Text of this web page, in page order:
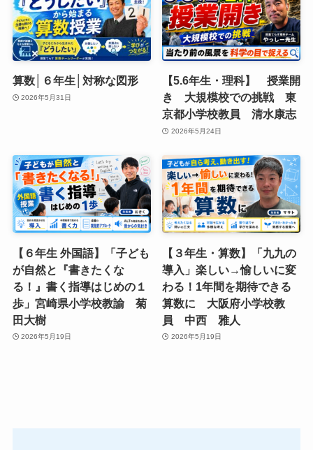
算数│６年生│対称な図形
2026年5月31日
【5.6年生・理科】 授業開
き 大規模校での挑戦 東
京都小学校教員 清水康志
2026年5月24日
【６年生 外国語】「子ども
が自然と『書きたくな
る！』書く指導はじめの１
歩」宮崎県小学校教諭 菊
田大樹
2026年5月19日
【３年生・算数】「九九の
導入」楽しい→愉しいに変
わる！1年間を期待できる
算数に 大阪府小学校教
員 中西 雅人
2026年5月19日